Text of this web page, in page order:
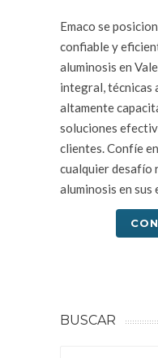
Emaco se
confiable y
aluminosis en
integral, técnicas
altamente
soluciones
clientes. Confíe
cualquier desafío
aluminosis en sus
BUSCAR